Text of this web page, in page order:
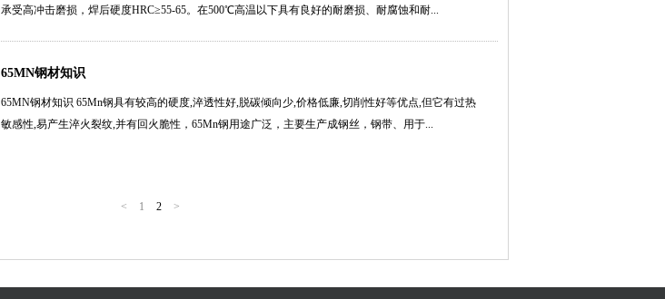
承受高冲击磨损，焊后硬度HRC≥55-65。在500℃高温以下具有良好的耐磨损、耐腐蚀和耐...
65MN钢材知识
65MN钢材知识 65Mn钢具有较高的硬度,淬透性好,脱碳倾向少,价格低廉,切削性好等优点,但它有过热
敏感性,易产生淬火裂纹,并有回火脆性，65Mn钢用途广泛，主要生产成钢丝，钢带、用于...
< 1 2 >